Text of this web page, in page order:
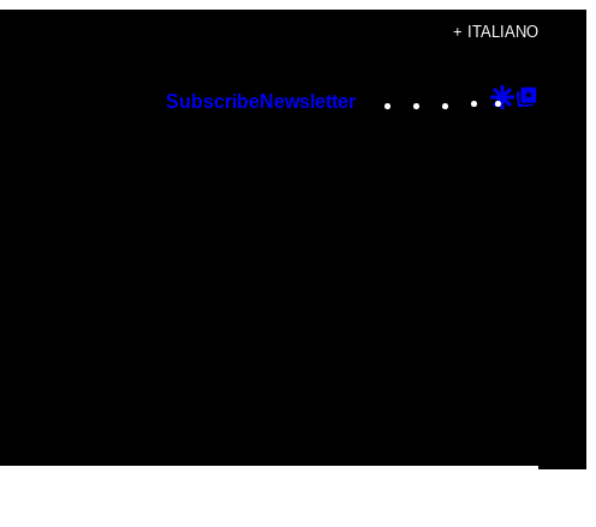
+ ITALIANO
SubscribeNewsletter Instagram
TikTok
YouTube
Google